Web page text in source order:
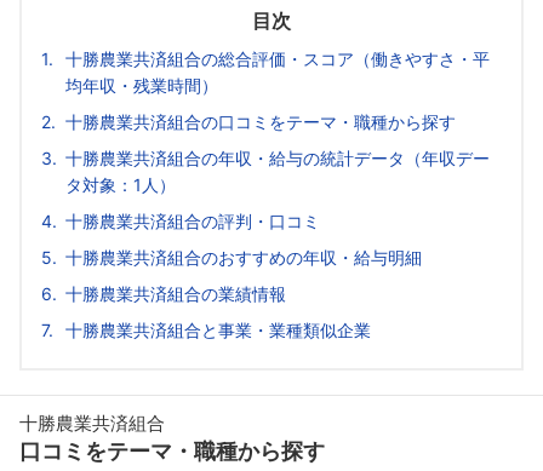
目次
十勝農業共済組合の総合評価・スコア（働きやすさ・平
均年収・残業時間）
十勝農業共済組合の口コミをテーマ・職種から探す
十勝農業共済組合の年収・給与の統計データ（年収デー
タ対象：1人）
十勝農業共済組合の評判・口コミ
十勝農業共済組合のおすすめの年収・給与明細
十勝農業共済組合の業績情報
十勝農業共済組合と事業・業種類似企業
十勝農業共済組合
口コミをテーマ・職種から探す